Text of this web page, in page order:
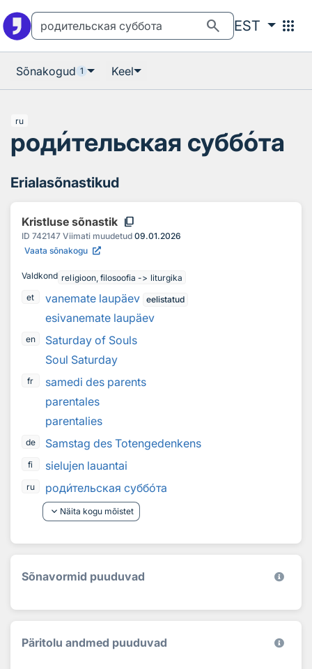
search EST apps
Sõnakogud 1 Keel
ru
родительская суббота
Erialasõnastikud
Kristluse sõnastik content_copy
ID 742147 Viimati muudetud 09.01.2026
Vaata sõnakogu
Valdkond religioon, filosoofia -> liturgika
et
vanemate laupäev eelistatud
esivanemate laupäev
en
Saturday of Souls
Soul Saturday
fr
samedi des parents
parentales
parentalies
de Samstag des Totengedenkens
fi sielujen lauantai
ru родительская суббота
keyboard_arrow_down Näita kogu mõistet
Sõnavormid puuduvad
Päritolu andmed puuduvad